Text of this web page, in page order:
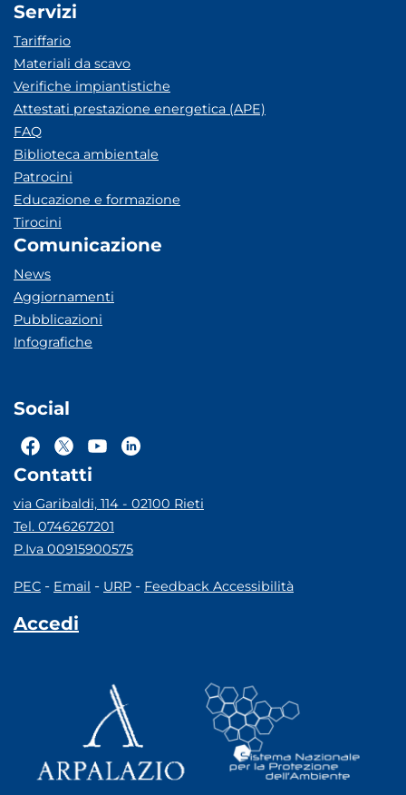
Servizi
Tariffario
Materiali da scavo
Verifiche impiantistiche
Attestati prestazione energetica (APE)
FAQ
Biblioteca ambientale
Patrocini
Educazione e formazione
Tirocini
Comunicazione
News
Aggiornamenti
Pubblicazioni
Infografiche
Social
Contatti
via Garibaldi, 114 - 02100 Rieti
Tel. 0746267201
P.Iva 00915900575
PEC - Email - URP - Feedback Accessibilità
Accedi